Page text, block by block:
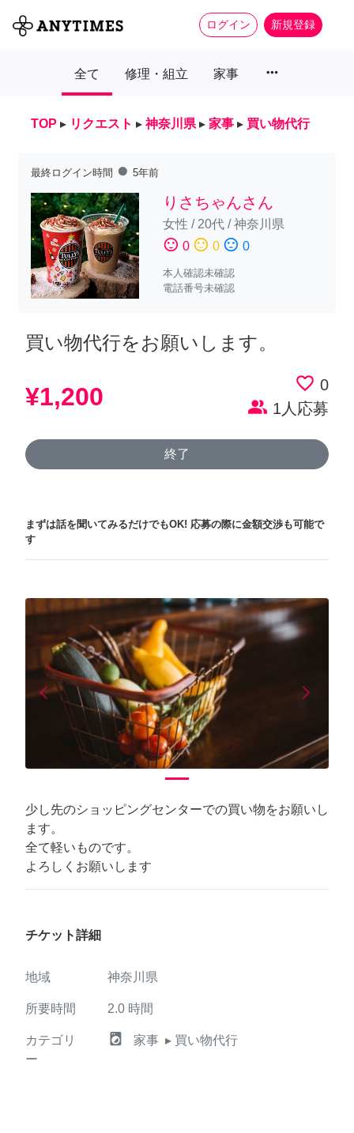
ログイン 新規登録
全て 修理・組立 家事 more_horiz
TOP ▸ リクエスト ▸ 神奈川県 ▸ 家事 ▸ 買い物代行
最終ログイン時間 fiber_manual_record 5年前
りさちゃんさん
女性 / 20代/神奈川県
sentiment_satisfied 0 sentiment_neutral 0 sentiment_dissatisfied 0
本人確認未確認
電話番号未確認
買い物代行をお願いします。
¥1,200 favorite_border 0
people_alt 1人応募
終了
まずは話を聞いてみるだけでもOK! 応募の際に金額交渉も可能で
す
arrow_back_iosPrevious arrow_forward_iosNext
少し先のショッピングセンターでの買い物をお願いし
ます。
全て軽いものです。
よろしくお願いします
チケット詳細
地域 神奈川県
所要時間 2.0 時間
カテゴリ
ー
local_laundry_service 家事 ▸ 買い物代行